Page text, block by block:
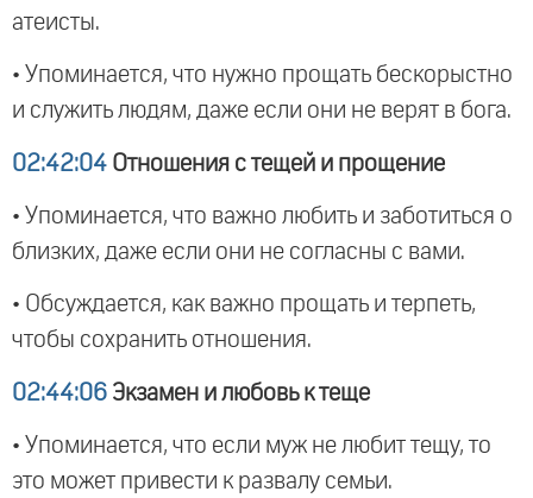
атеисты.
• Упоминается, что нужно прощать бескорыстно
и служить людям, даже если они не верят в бога.
02:42:04 Отношения с тещей и прощение
• Упоминается, что важно любить и заботиться о
близких, даже если они не согласны с вами.
• Обсуждается, как важно прощать и терпеть,
чтобы сохранить отношения.
02:44:06 Экзамен и любовь к теще
• Упоминается, что если муж не любит тещу, то
это может привести к развалу семьи.